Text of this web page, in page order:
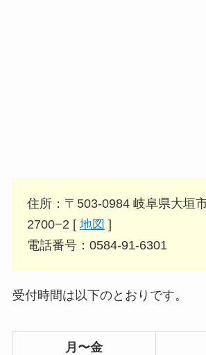
住所：〒503-0984 岐阜県大垣
2700−2 [ 地図 ]
電話番号：0584-91-6301
受付時間は以下のとおりです。
月〜金